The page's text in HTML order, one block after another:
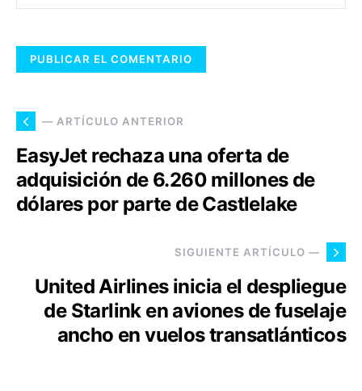
— ARTÍCULO ANTERIOR
EasyJet rechaza una oferta de
adquisición de 6.260 millones de
dólares por parte de Castlelake
SIGUIENTE ARTÍCULO —
United Airlines inicia el despliegue
de Starlink en aviones de fuselaje
ancho en vuelos transatlánticos